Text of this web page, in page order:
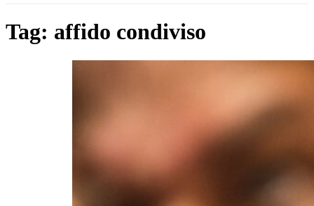
Tag: affido condiviso